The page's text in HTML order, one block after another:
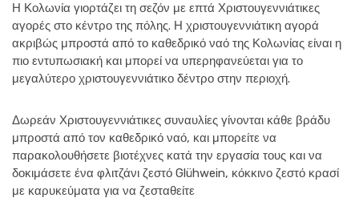
Η Κολωνία γιορτάζει τη σεζόν με επτά Χριστουγεννιάτικες
αγορές στο κέντρο της πόλης. Η χριστουγεννιάτικη αγορά
ακριβώς μπροστά από το καθεδρικό ναό της Κολωνίας είναι η
πιο εντυπωσιακή και μπορεί να υπερηφανεύεται για το
μεγαλύτερο χριστουγεννιάτικο δέντρο στην περιοχή.
Δωρεάν Χριστουγεννιάτικες συναυλίες γίνονται κάθε βράδυ
μπροστά από τον καθεδρικό ναό, και μπορείτε να
παρακολουθήσετε βιοτέχνες κατά την εργασία τους και να
δοκιμάσετε ένα φλιτζάνι ζεστό Glühwein, κόκκινο ζεστό κρασί
με καρυκεύματα για να ζεσταθείτε